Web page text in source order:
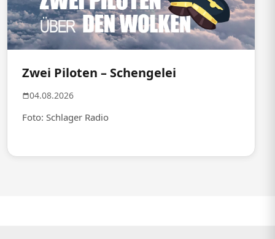
Zwei Piloten – Schengelei
04.08.2026
Foto: Schlager Radio